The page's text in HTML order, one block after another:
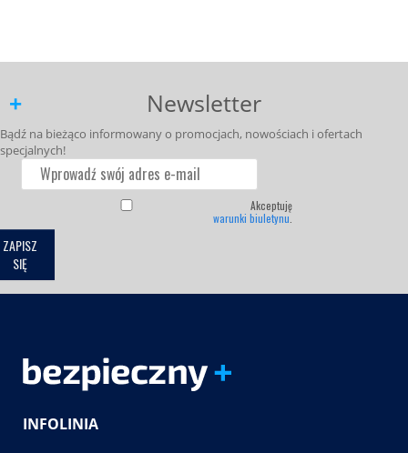
Newsletter
Bądź na bieżąco informowany o promocjach, nowościach i ofertach
specjalnych!
Akceptuję
warunki biuletynu.
ZAPISZ
SIĘ
INFOLINIA